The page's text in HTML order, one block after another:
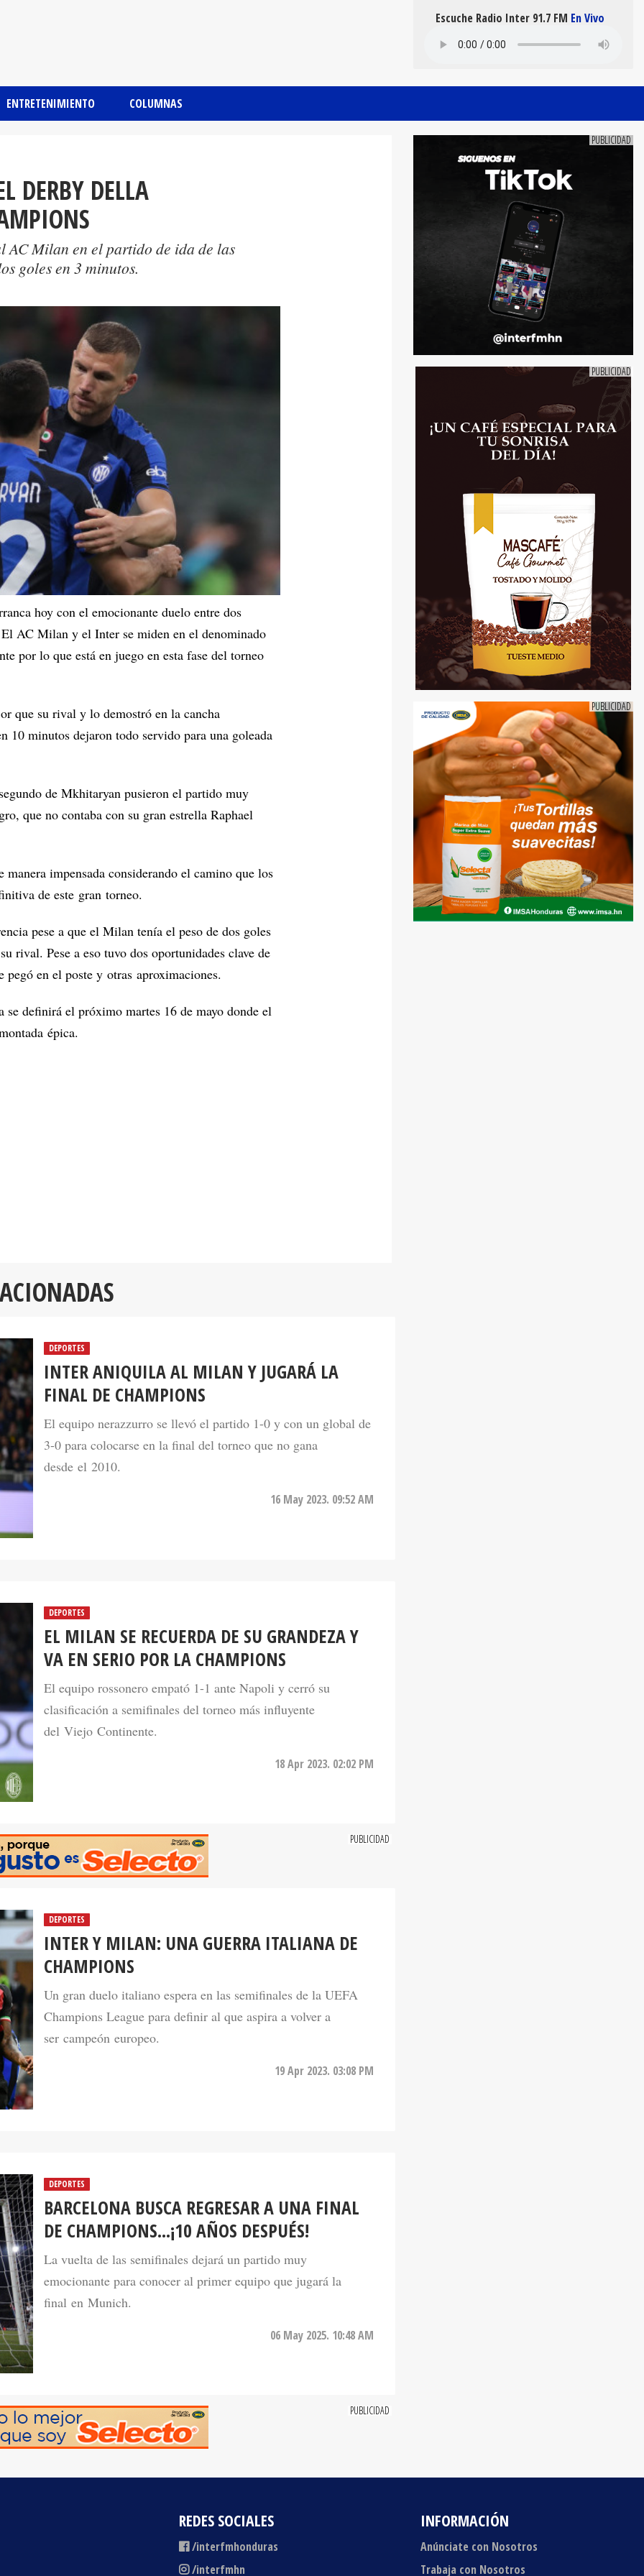
ENTRETENIMIENTO COLUMNAS
Escuche Radio Inter 91.7 FM En Vivo
DERBY DELLA
Milan en el partido de ida de las
goles en 3 minutos.
hoy con el emocionante duelo entre dos
AC Milan y el Inter se miden en el denominado
por lo que está en juego en esta fase del torneo
que su rival y lo demostró en la cancha
10 minutos dejaron todo servido para una goleada
de Mkhitaryan pusieron el partido muy
que no contaba con su gran estrella Raphael
manera impensada considerando el camino que los
de este gran torneo.
pese a que el Milan tenía el peso de dos goles
rival. Pese a eso tuvo dos oportunidades clave de
pegó en el poste y otras aproximaciones.
definirá el próximo martes 16 de mayo donde el
épica.
DEPORTES
INTER ANIQUILA AL MILAN Y JUGARÁ LA
FINAL DE CHAMPIONS
El equipo nerazzurro se llevó el partido 1-0 y con un global de
3-0 para colocarse en la final del torneo que no gana
desde el 2010.
16 May 2023. 09:52 AM
DEPORTES
EL MILAN SE RECUERDA DE SU GRANDEZA Y
VA EN SERIO POR LA CHAMPIONS
El equipo rossonero empató 1-1 ante Napoli y cerró su
clasificación a semifinales del torneo más influyente
del Viejo Continente.
18 Apr 2023. 02:02 PM
DEPORTES
INTER Y MILAN: UNA GUERRA ITALIANA DE
CHAMPIONS
Un gran duelo italiano espera en las semifinales de la UEFA
Champions League para definir al que aspira a volver a
ser campeón europeo.
19 Apr 2023. 03:08 PM
DEPORTES
BARCELONA BUSCA REGRESAR A UNA FINAL
DE CHAMPIONS...¡10 AÑOS DESPUÉS!
La vuelta de las semifinales dejará un partido muy
emocionante para conocer al primer equipo que jugará la
final en Munich.
06 May 2025. 10:48 AM
REDES SOCIALES
/interfmhonduras
/interfmhn
INFORMACIÓN
Anúnciate con Nosotros
Trabaja con Nosotros